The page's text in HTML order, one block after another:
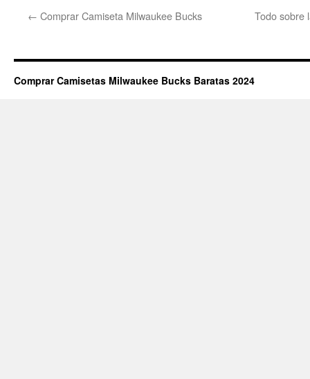
← Comprar Camiseta Milwaukee Bucks Todo sobre
Comprar Camisetas Milwaukee Bucks Baratas 2024